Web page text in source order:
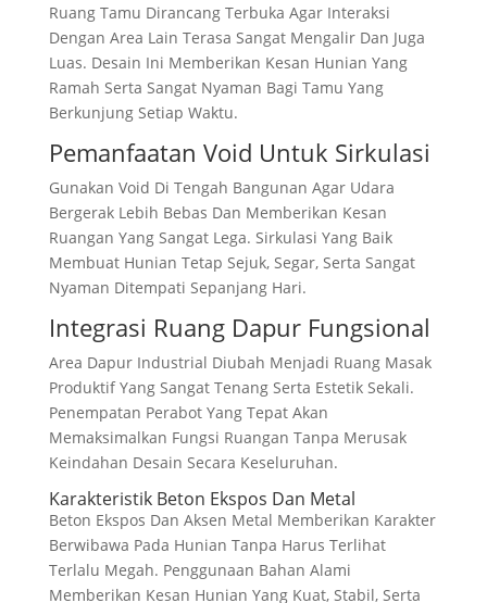
Ruang Tamu Dirancang Terbuka Agar Interaksi
Dengan Area Lain Terasa Sangat Mengalir Dan Juga
Luas. Desain Ini Memberikan Kesan Hunian Yang
Ramah Serta Sangat Nyaman Bagi Tamu Yang
Berkunjung Setiap Waktu.
Pemanfaatan Void Untuk Sirkulasi
Gunakan Void Di Tengah Bangunan Agar Udara
Bergerak Lebih Bebas Dan Memberikan Kesan
Ruangan Yang Sangat Lega. Sirkulasi Yang Baik
Membuat Hunian Tetap Sejuk, Segar, Serta Sangat
Nyaman Ditempati Sepanjang Hari.
Integrasi Ruang Dapur Fungsional
Area Dapur Industrial Diubah Menjadi Ruang Masak
Produktif Yang Sangat Tenang Serta Estetik Sekali.
Penempatan Perabot Yang Tepat Akan
Memaksimalkan Fungsi Ruangan Tanpa Merusak
Keindahan Desain Secara Keseluruhan.
Karakteristik Beton Ekspos Dan Metal
Beton Ekspos Dan Aksen Metal Memberikan Karakter
Berwibawa Pada Hunian Tanpa Harus Terlihat
Terlalu Megah. Penggunaan Bahan Alami
Memberikan Kesan Hunian Yang Kuat, Stabil, Serta